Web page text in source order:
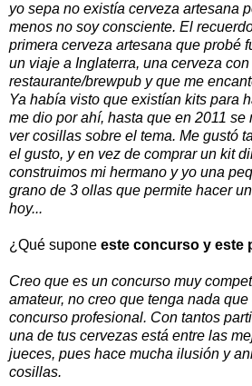
yo sepa no existía cerveza artesana
menos no soy consciente. El
primera cerveza artesana que probé
un viaje a Inglaterra, una cerveza
restaurante/brewpub y que me
Ya había visto que existían kits para
me dio por ahí, hasta que en 2011 se
ver cosillas sobre el tema. Me gustó
el gusto, y en vez de comprar un kit
construimos mi hermano y yo una
grano de 3 ollas que permite hacer
hoy...
¿Qué supone este concurso y este
Creo que es un concurso muy
amateur, no creo que tenga nada
concurso profesional. Con tantos
una de tus cervezas está entre las
jueces, pues hace mucha ilusión y
cosillas.